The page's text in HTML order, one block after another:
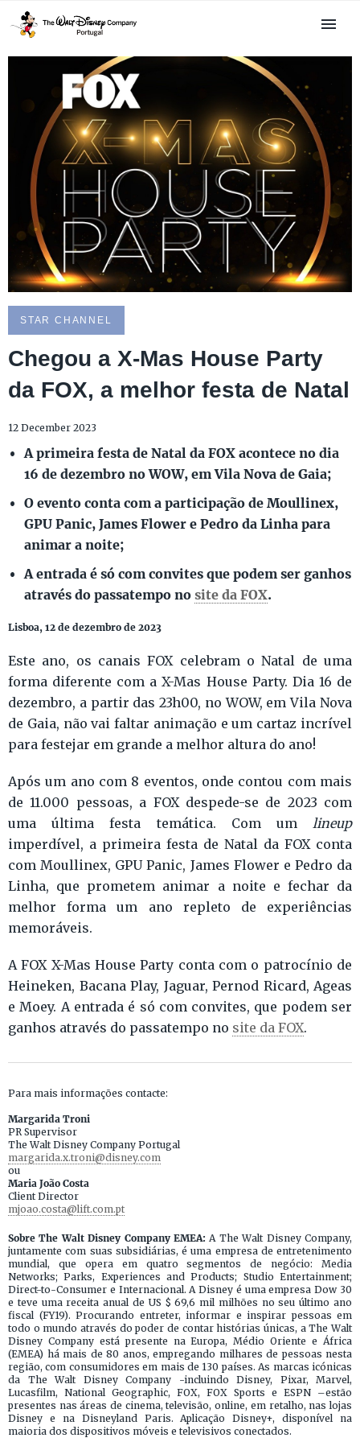
STAR CHANNEL
Chegou a X-Mas House Party
da FOX, a melhor festa de Natal
12 December 2023
A primeira festa de Natal da FOX acontece no dia
16 de dezembro no WOW, em Vila Nova de Gaia;
O evento conta com a participação de Moullinex,
GPU Panic, James Flower e Pedro da Linha para
animar a noite;
A entrada é só com convites que podem ser ganhos
através do passatempo nosite da FOX.
Lisboa, 12 de dezembro de 2023
Este ano, os canais FOX celebram o Natal de uma
forma diferente com a X-Mas House Party. Dia 16 de
dezembro, a partir das 23h00, no WOW, em Vila Nova
de Gaia, não vai faltar animação e um cartaz incrível
para festejar em grande a melhor altura do ano!
Após um ano com 8 eventos, onde contou com mais
de 11.000 pessoas, a FOX despede-se de 2023 com
uma última festa temática. Com um lineup
imperdível, a primeira festa de Natal da FOX conta
com Moullinex, GPU Panic, James Flower e Pedro da
Linha, que prometem animar a noite e fechar da
melhor forma um ano repleto de experiências
memoráveis.
A FOX X-Mas House Party conta com o patrocínio de
Heineken, Bacana Play, Jaguar, Pernod Ricard, Ageas
e Moey. A entrada é só com convites, que podem ser
ganhos através do passatempo no site da FOX.
Para mais informações contacte:
Margarida Troni
PR Supervisor
The Walt Disney Company Portugal
margarida.x.troni@disney.com
ou
Maria João Costa
Client Director
mjoao.costa@lift.com.pt
Sobre The Walt Disney Company EMEA: A The Walt Disney Company,
juntamente com suas subsidiárias, é uma empresa de entretenimento
mundial, que opera em quatro segmentos de negócio: Media
Networks; Parks, Experiences and Products; Studio Entertainment;
Direct-to-Consumer e Internacional. A Disney é uma empresa Dow 30
e teve uma receita anual de US $ 69,6 mil milhões no seu último ano
fiscal (FY19). Procurando entreter, informar e inspirar pessoas em
todo o mundo através do poder de contar histórias únicas, a The Walt
Disney Company está presente na Europa, Médio Oriente e África
(EMEA) há mais de 80 anos, empregando milhares de pessoas nesta
região, com consumidores em mais de 130 países. As marcas icónicas
da The Walt Disney Company -incluindo Disney, Pixar, Marvel,
Lucasfilm, National Geographic, FOX, FOX Sports e ESPN –estão
presentes nas áreas de cinema, televisão, online, em retalho, nas lojas
Disney e na Disneyland Paris. Aplicação Disney+, disponível na
maioria dos dispositivos móveis e televisivos conectados.